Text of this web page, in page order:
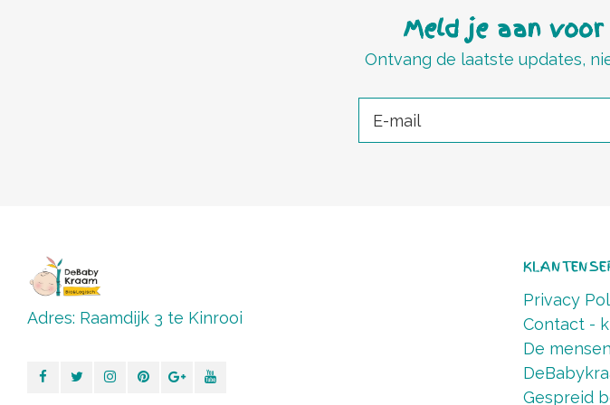
Meld je aan
Ontvang de laatste updates,
Adres: Raamdijk 3 te Kinrooi
Privacy
Contact -
De
Gespreid